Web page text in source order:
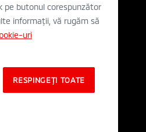
pe butonul corespunzător
informații, vă rugăm să
uri
RESPINGEȚI TOATE